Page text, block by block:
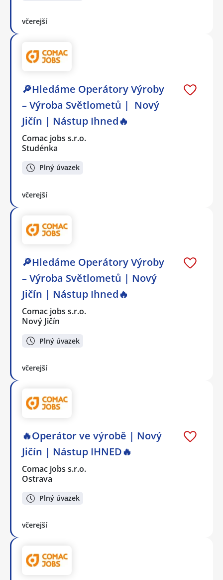
včerejší
🔎Hledáme Operátory Výroby
– Výroba Světlometů | Nový
Jičín | Nástup Ihned🔥
Comac jobs s.r.o.
Studénka
Plný úvazek
včerejší
🔎Hledáme Operátory Výroby
– Výroba Světlometů | Nový
Jičín | Nástup Ihned🔥
Comac jobs s.r.o.
Nový Jičín
Plný úvazek
včerejší
🔥Operátor ve výrobě | Nový
Jičín | Nástup IHNED🔥
Comac jobs s.r.o.
Ostrava
Plný úvazek
včerejší